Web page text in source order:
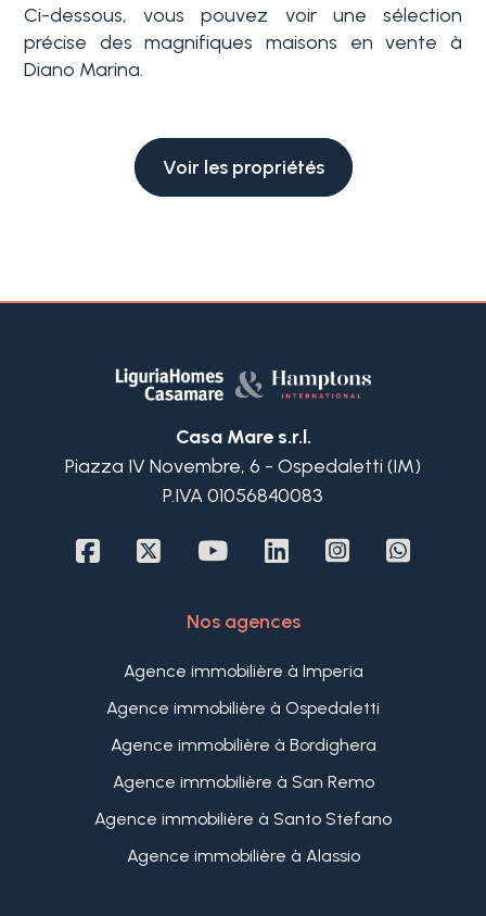
Ci-dessous, vous pouvez voir une sélection
précise des magnifiques maisons en vente à
Diano Marina.
Voir les propriétés
Casa Mare s.r.l.
Piazza IV Novembre, 6 - Ospedaletti (IM)
P.IVA 01056840083
Nos agences
Agence immobilière à Imperia
Agence immobilière à Ospedaletti
Agence immobilière à Bordighera
Agence immobilière à San Remo
Agence immobilière à Santo Stefano
Agence immobilière à Alassio
Piscine